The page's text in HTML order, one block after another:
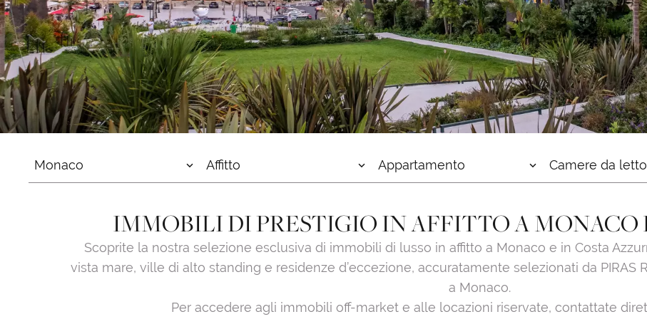
Monaco Affitto Appartamento Camere da letto
IMMOBILI DI PRESTIGIO IN AFFITTO A MONACO
Scoprite la nostra selezione esclusiva di immobili di lusso in affitto a Monaco e in Costa
vista mare, ville di alto standing e residenze d’eccezione, accuratamente selezionati da PIRAS
a Monaco.
Per accedere agli immobili off-market e alle locazioni riservate, contattate